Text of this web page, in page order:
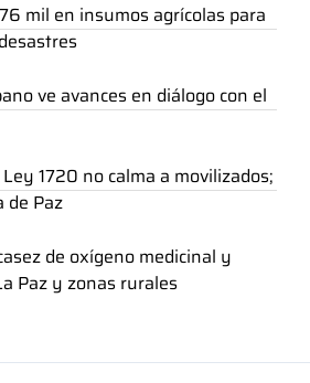
mil en insumos agrícolas para
ve avances en diálogo con el
1720 no calma a movilizados;
de Paz
de oxígeno medicinal y
Paz y zonas rurales